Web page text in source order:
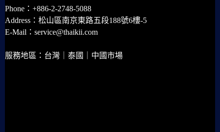
Phone：+886-2-2748-5088
Address：松山區南京東路五段188號6樓-5
E-Mail：service@thaikii.com
服務地區：台灣｜泰國｜中國市場